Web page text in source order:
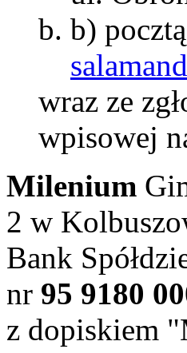
b)
wraz ze
wpisowej
Milenium
2 w
Bank
nr 95 9180
z dopiskiem